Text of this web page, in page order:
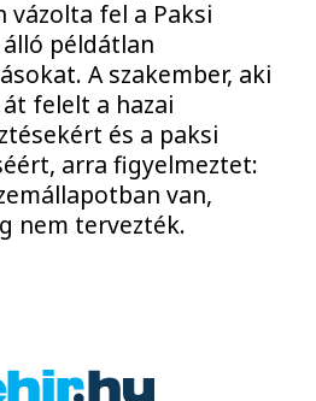
fel a Paksi
példátlan
A szakember, aki
felelt a hazai
és a paksi
arra figyelmeztet:
van,
nem tervezték.